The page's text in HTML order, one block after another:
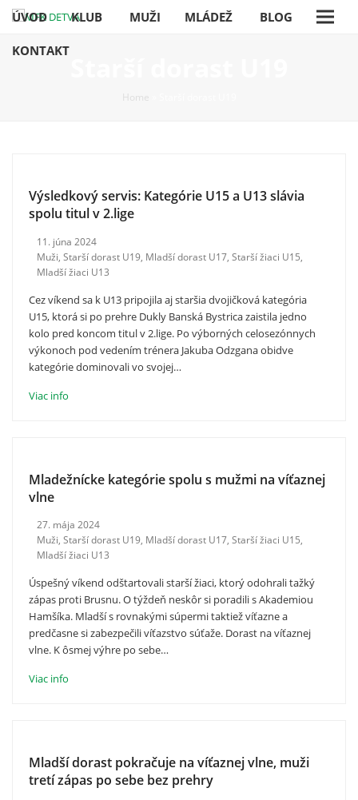
ÚVOD KLUB MUŽI MLÁDEŽ BLOG
KONTAKT
Home
Výsledkový servis: Kategórie U15 a U13 slávia
spolu titul v 2.lige
11. júna 2024
Muži, Starší dorast U19, Mladší dorast U17, Starší žiaci U15,
Mladší žiaci U13
Cez víkend sa k U13 pripojila aj staršia dvojičková kategória
U15, ktorá si po prehre Dukly Banská Bystrica zaistila jedno
kolo pred koncom titul v 2.lige. Po výborných celosezónnych
výkonoch pod vedením trénera Jakuba Odzgana obidve
kategórie dominovali vo svojej…
Viac info
Mladežnícke kategórie spolu s mužmi na víťaznej
vlne
27. mája 2024
Muži, Starší dorast U19, Mladší dorast U17, Starší žiaci U15,
Mladší žiaci U13
Úspešný víkend odštartovali starší žiaci, ktorý odohrali tažký
zápas proti Brusnu. O týždeň neskôr si poradili s Akademiou
Hamšíka. Mladší s rovnakými súpermi taktiež víťazne a
predčasne si zabezpečili víťazstvo súťaže. Dorast na víťaznej
vlne. K ôsmej výhre po sebe…
Viac info
Mladší dorast pokračuje na víťaznej vlne, muži
tretí zápas po sebe bez prehry